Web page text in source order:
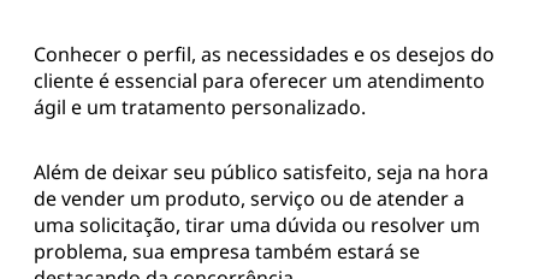
Conhecer o perfil, as necessidades e os desejos do
cliente é essencial para oferecer um atendimento
ágil e um tratamento personalizado.
Além de deixar seu público satisfeito, seja na hora
de vender um produto, serviço ou de atender a
uma solicitação, tirar uma dúvida ou resolver um
problema, sua empresa também estará se